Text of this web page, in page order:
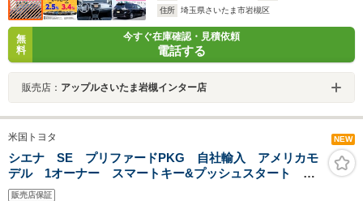
住所
埼玉県さいたま市岩槻区
無
料
今すぐ在庫確認・見積依頼
電話する
販売店： アップルさいたま岩槻インター店
米国トヨタ NEW
シエナ SE プリファードPKG 自社輸入 アメリカモ
デル 1オーナー スマートキー&プッシュスタート
BSM サンルーフ
販売店保証